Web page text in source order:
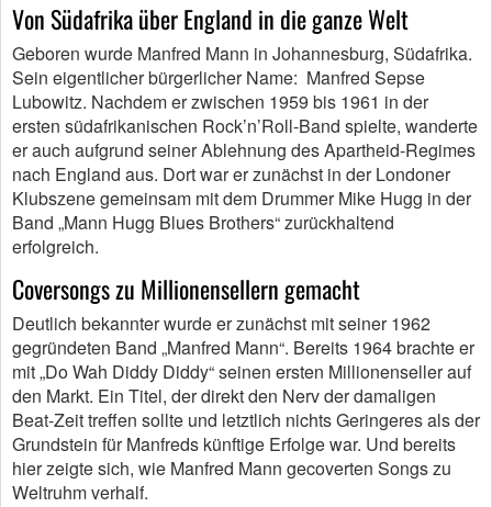
Von Südafrika über England in die ganze Welt
Geboren wurde Manfred Mann in Johannesburg, Südafrika.
Sein eigentlicher bürgerlicher Name: Manfred Sepse
Lubowitz. Nachdem er zwischen 1959 bis 1961 in der
ersten südafrikanischen Rock’n’Roll-Band spielte, wanderte
er auch aufgrund seiner Ablehnung des Apartheid-Regimes
nach England aus. Dort war er zunächst in der Londoner
Klubszene gemeinsam mit dem Drummer Mike Hugg in der
Band „Mann Hugg Blues Brothers“ zurückhaltend
erfolgreich.
Coversongs zu Millionensellern gemacht
Deutlich bekannter wurde er zunächst mit seiner 1962
gegründeten Band „Manfred Mann“. Bereits 1964 brachte er
mit „Do Wah Diddy Diddy“ seinen ersten Millionenseller auf
den Markt. Ein Titel, der direkt den Nerv der damaligen
Beat-Zeit treffen sollte und letztlich nichts Geringeres als der
Grundstein für Manfreds künftige Erfolge war. Und bereits
hier zeigte sich, wie Manfred Mann gecoverten Songs zu
Weltruhm verhalf.